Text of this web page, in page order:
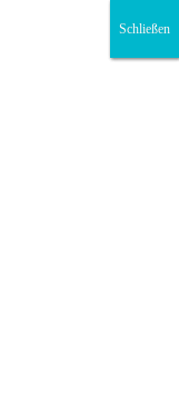
Schließen
Schließen
Schließen